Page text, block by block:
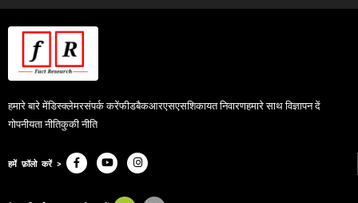
हमारे बारे मेंडिस्क्लेमरसंपर्क करेंफीडबैकआरएसएसशिकायत निवारणहमारे साथ विज्ञापन दें
गोपनीयता नीतिकुकी नीति
हमें फ़ॉलो करें >